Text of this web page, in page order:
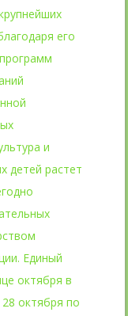
его
и
детей растет
Единый
октября в
октября по